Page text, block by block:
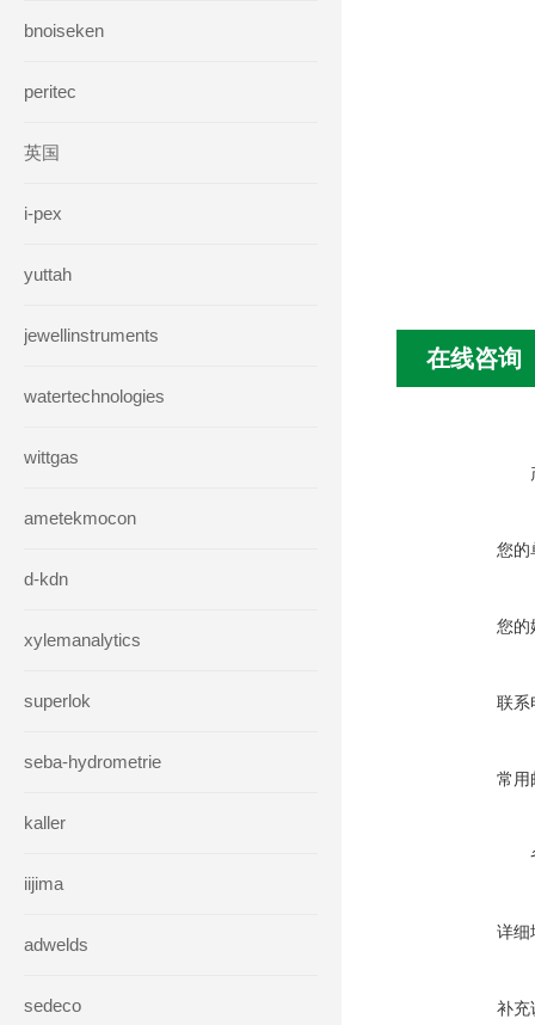
bnoiseken
peritec
英国
i-pex
yuttah
jewellinstruments
watertechnologies
wittgas
ametekmocon
d-kdn
xylemanalytics
superlok
seba-hydrometrie
kaller
iijima
adwelds
sedeco
在线咨询
您的
您的
联系
常用
详细
补充